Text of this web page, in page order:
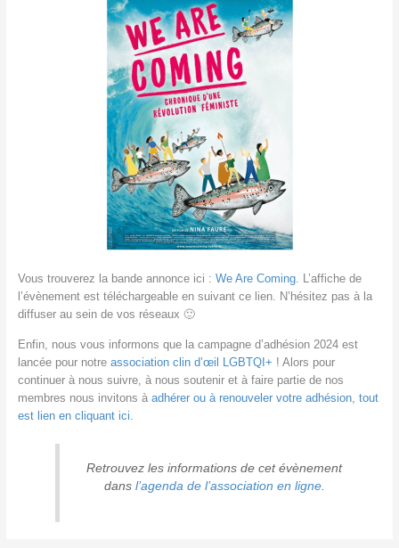
Vous trouverez la bande annonce ici : We Are Coming. L’affiche de
l’évènement est téléchargeable en suivant ce lien. N’hésitez pas à la
diffuser au sein de vos réseaux 🙂
Enfin, nous vous informons que la campagne d’adhésion 2024 est
lancée pour notre association clin d’œil LGBTQI+ ! Alors pour
continuer à nous suivre, à nous soutenir et à faire partie de nos
membres nous invitons à adhérer ou à renouveler votre adhésion, tout
est lien en cliquant ici.
Retrouvez les informations de cet évènement
dans l’agenda de l’association en ligne.